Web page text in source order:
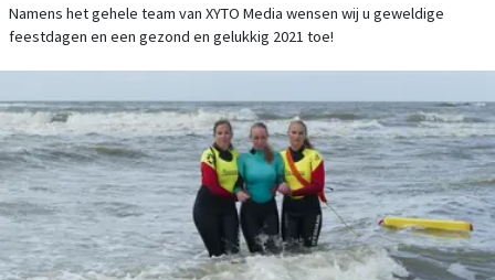
Namens het gehele team van XYTO Media wensen wij u geweldige
feestdagen en een gezond en gelukkig 2021 toe!